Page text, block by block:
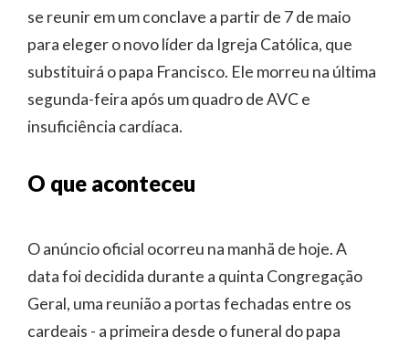
se reunir em um conclave a partir de 7 de maio
para eleger o novo líder da Igreja Católica, que
substituirá o papa Francisco. Ele morreu na última
segunda-feira após um quadro de AVC e
insuficiência cardíaca.
O que aconteceu
O anúncio oficial ocorreu na manhã de hoje. A
data foi decidida durante a quinta Congregação
Geral, uma reunião a portas fechadas entre os
cardeais - a primeira desde o funeral do papa